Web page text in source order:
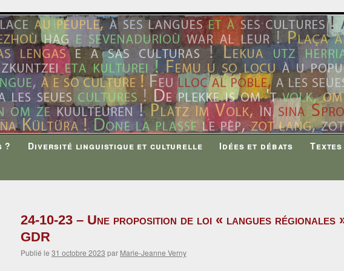
? Diversité linguistique et culturelle Idées et débats
24-10-23 – Une proposition de loi « langues régionales
GDR
Publié le 31 octobre 2023 par Marie-Jeanne Verny